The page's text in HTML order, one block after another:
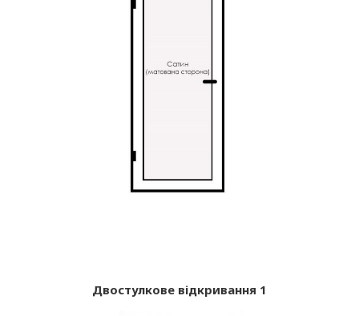
Двостулкове відкривання 1